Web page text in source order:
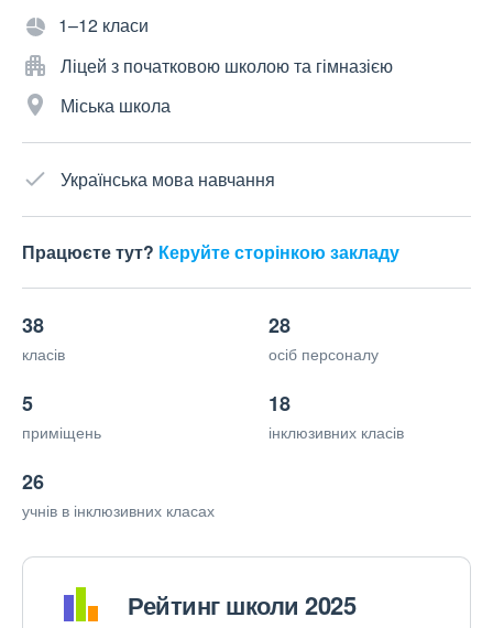
1–12 класи
Ліцей з початковою школою та гімназією
Міська школа
Українська мова навчання
Працюєте тут? Керуйте сторінкою закладу
38
класів
28
осіб персоналу
5
приміщень
18
інклюзивних класів
26
учнів в інклюзивних класах
Рейтинг школи 2025